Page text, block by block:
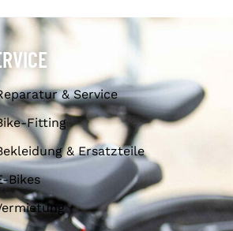
& Service
Fitting
& Ersatzteile
Bikes